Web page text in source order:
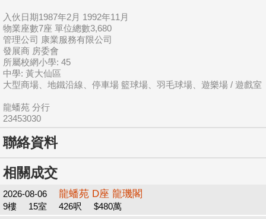
入伙日期1987年2月 1992年11月
物業座數7座 單位總數3,680
管理公司 康業服務有限公司
發展商 房委會
所屬校網小學: 45
中學: 黃大仙區
大型商場、地鐵沿線、停車場 籃球場、羽毛球場、遊樂場 / 遊戲室
龍蟠苑 分行
23453030
聯絡資料
相關成交
2026-08-06 龍蟠苑 D座 龍璣閣
9樓 15室 426呎
$480萬